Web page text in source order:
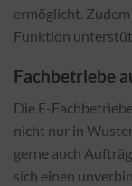
ermöglicht. Zudem
Funktion
Fachbetriebe
Die E-
nicht nur in
gerne auch
sich einen